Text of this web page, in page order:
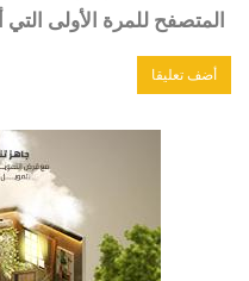
المتصفح للمرة الأولى التي